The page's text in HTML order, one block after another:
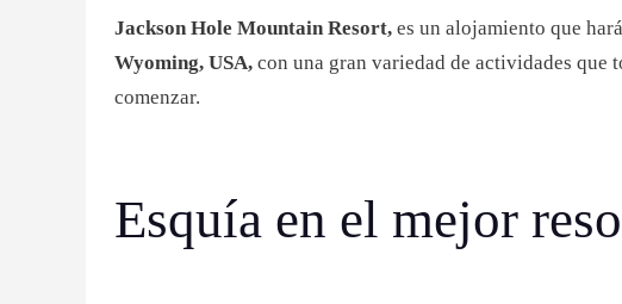
Jackson Hole Mountain Resort, es un alojamiento que
Wyoming, USA, con una gran variedad de actividades que
comenzar.
Esquía en el mejor